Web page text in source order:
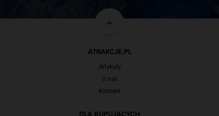
ATRAKCJE.PL
Artykuły
O nas
Kontakt